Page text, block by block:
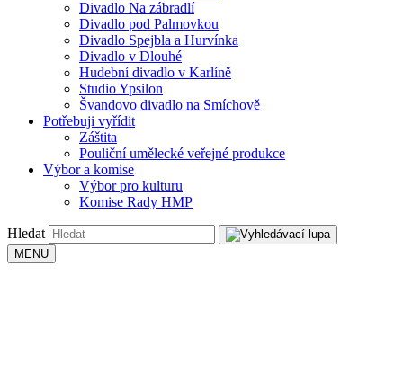
Divadlo Na zábradlí
Divadlo pod Palmovkou
Divadlo Spejbla a Hurvínka
Divadlo v Dlouhé
Hudební divadlo v Karlíně
Studio Ypsilon
Švandovo divadlo na Smíchově
Potřebuji vyřídit
Záštita
Pouliční umělecké veřejné produkce
Výbor a komise
Výbor pro kulturu
Komise Rady HMP
Hledat
MENU